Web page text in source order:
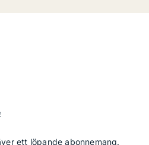
ett löpande abonnemang.